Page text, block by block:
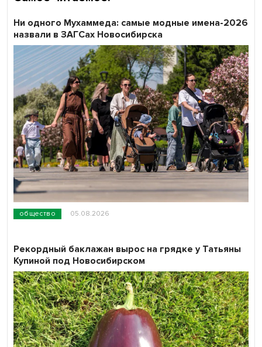
общество 05.08.2026
Ни одного Мухаммеда: самые модные имена-2026
назвали в ЗАГСах Новосибирска
Рекордный баклажан вырос на грядке у Татьяны
Купиной под Новосибирском